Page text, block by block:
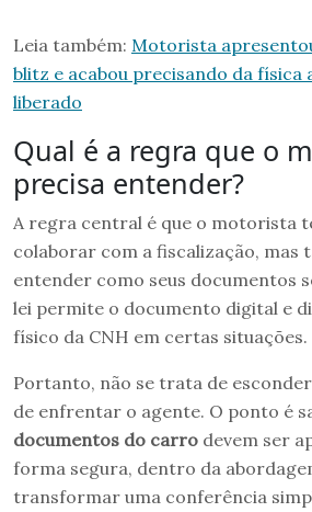
Leia também: Motorista
blitz e acabou precisando da física
liberado
Qual é a regra que o
precisa entender?
A regra central é que o motorista
colaborar com a fiscalização, mas
entender como seus documentos
lei permite o documento digital e
físico da CNH em certas situações.
Portanto, não se trata de
de enfrentar o agente. O ponto é
documentos do carro devem ser
forma segura, dentro da
transformar uma conferência